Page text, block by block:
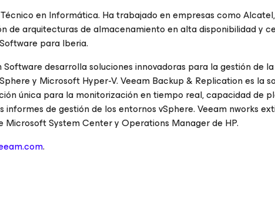
en Informática. Ha trabajado en empresas como
de arquitecturas de almacenamiento en alta disponibilidad y
para Iberia.
desarrolla soluciones innovadoras para la gestión de
y Microsoft Hyper-V. Veeam Backup & Replication es la
única para la monitorización en tiempo real, capacidad de
de gestión de los entornos vSphere. Veeam nworks
System Center y Operations Manager de HP.
.